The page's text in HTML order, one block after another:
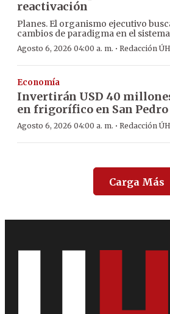
reactivación
Planes. El organismo ejecutivo
cambios de paradigma en el
Agosto 6, 2026 04:00 a. m. · Redacción ÚH
Economía
Invertirán USD 40
en frigorífico en San Pedro
Agosto 6, 2026 04:00 a. m. · Redacción ÚH
Carga Más